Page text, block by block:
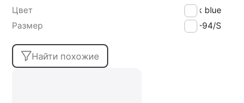
Цвет
dark blue
Размер
170-94/S
Найти похожие